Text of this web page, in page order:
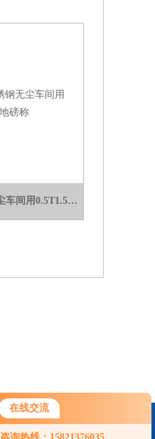
在线交流
SCS-YHB316全不锈钢无尘车间用0.5T1.5T2.5T地磅称